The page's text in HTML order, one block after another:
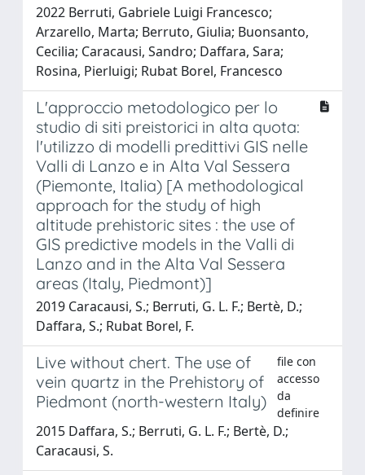
2022 Berruti, Gabriele Luigi Francesco;
Arzarello, Marta; Berruto, Giulia; Buonsanto,
Cecilia; Caracausi, Sandro; Daffara, Sara;
Rosina, Pierluigi; Rubat Borel, Francesco
L'approccio metodologico per lo
studio di siti preistorici in alta quota:
l'utilizzo di modelli predittivi GIS nelle
Valli di Lanzo e in Alta Val Sessera
(Piemonte, Italia) [A methodological
approach for the study of high
altitude prehistoric sites : the use of
GIS predictive models in the Valli di
Lanzo and in the Alta Val Sessera
areas (Italy, Piedmont)]
2019 Caracausi, S.; Berruti, G. L. F.; Bertè, D.;
Daffara, S.; Rubat Borel, F.
Live without chert. The use of
vein quartz in the Prehistory of
Piedmont (north-western Italy)
file con
accesso
da
definire
2015 Daffara, S.; Berruti, G. L. F.; Bertè, D.;
Caracausi, S.